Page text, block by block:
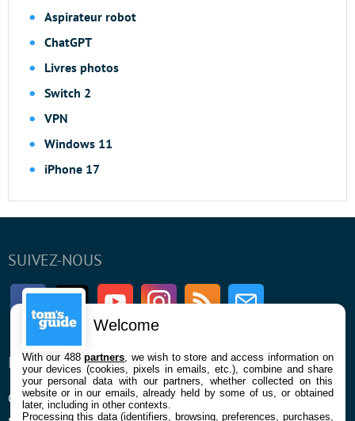
Aspirateur robot
ChatGPT
Livres photos
Switch 2
VPN
Windows 11
iPhone 17
SUIVEZ-NOUS
FacebookTwitter Youtube InstagramRSS Newsletter
ENTREPRISE
Qui sommes nous
À PROPOS
La rédaction
Welcome
With our 488partners , we wish to store and access information on
your devices (cookies, pixels in emails, etc.), combine and share
your personal data with our partners, whether collected on this
website or in our emails, already held by some of us, or obtained
later, including in other contexts.
Processing this data (identifiers, browsing, preferences, purchases,